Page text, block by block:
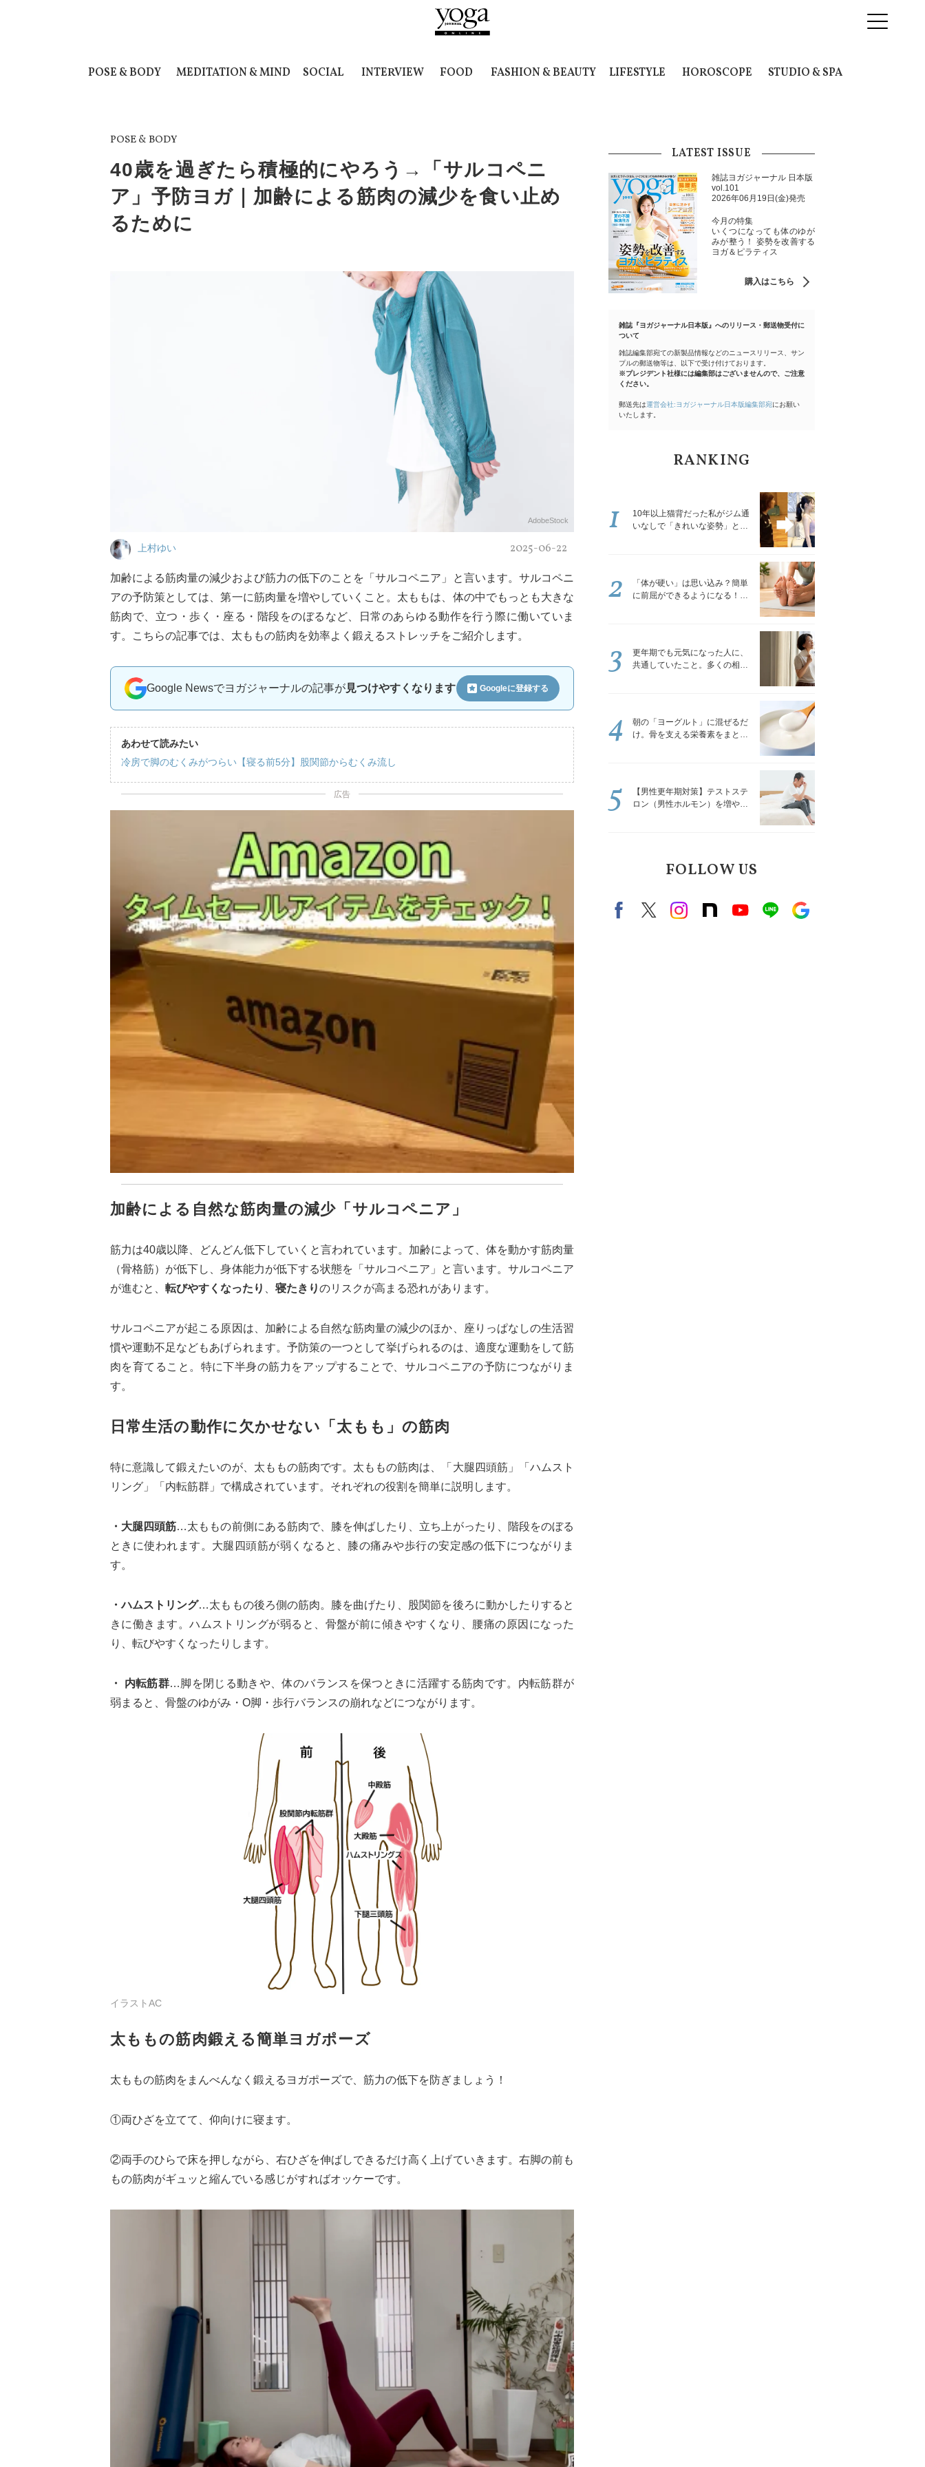
POSE & BODY MEDITATION & MIND SOCIAL INTERVIEW FOOD FASHION & BEAUTY LIFESTYLE HOROSCOPE STUDIO & SPA
POSE & BODY
40歳を過ぎたら積極的にやろう→「サルコペニ
ア」予防ヨガ｜加齢による筋肉の減少を食い止め
るために
AdobeStock
上村ゆい 2025-06-22
加齢による筋肉量の減少および筋力の低下のことを「サルコペニア」と言います。サルコペニ
アの予防策としては、第一に筋肉量を増やしていくこと。太ももは、体の中でもっとも大きな
筋肉で、立つ・歩く・座る・階段をのぼるなど、日常のあらゆる動作を行う際に働いていま
す。こちらの記事では、太ももの筋肉を効率よく鍛えるストレッチをご紹介します。
Google Newsでヨガジャーナルの記事が見つけやすくなります Googleに登録する
あわせて読みたい
冷房で脚のむくみがつらい【寝る前5分】股関節からむくみ流し
広告
加齢による自然な筋肉量の減少「サルコペニア」
筋力は40歳以降、どんどん低下していくと言われています。加齢によって、体を動かす筋肉量
（骨格筋）が低下し、身体能力が低下する状態を「サルコペニア」と言います。サルコペニア
が進むと、 転びやすくなったり 寝たきりのリスクが高まる恐れがあります。
サルコペニアが起こる原因は、加齢による自然な筋肉量の減少のほか、座りっぱなしの生活習
慣や運動不足などもあげられます。予防策の一つとして挙げられるのは、適度な運動をして筋
肉を育てること。特に下半身の筋力をアップすることで、サルコペニアの予防につながりま
す。
日常生活の動作に欠かせない「太もも」の筋肉
特に意識して鍛えたいのが、太ももの筋肉です。太ももの筋肉は、「大腿四頭筋」「ハムスト
リング」「内転筋群」で構成されています。それぞれの役割を簡単に説明します。
・大腿四頭筋…太ももの前側にある筋肉で、膝を伸ばしたり、立ち上がったり、階段をのぼる
ときに使われます。大腿四頭筋が弱くなると、膝の痛みや歩行の安定感の低下につながりま
す。
・ハムストリング…太ももの後ろ側の筋肉。膝を曲げたり、股関節を後ろに動かしたりすると
きに働きます。ハムストリングが弱ると、骨盤が前に傾きやすくなり、腰痛の原因になった
り、転びやすくなったりします。
・ 内転筋群…脚を閉じる動きや、体のバランスを保つときに活躍する筋肉です。内転筋群が
弱まると、骨盤のゆがみ・O脚・歩行バランスの崩れなどにつながります。
イラストAC
太ももの筋肉鍛える簡単ヨガポーズ
太ももの筋肉をまんべんなく鍛えるヨガポーズで、筋力の低下を防ぎましょう！
①両ひざを立てて、仰向けに寝ます。
②両手のひらで床を押しながら、右ひざを伸ばしできるだけ高く上げていきます。右脚の前も
もの筋肉がギュッと縮んでいる感じがすればオッケーです。
LATEST ISSUE
雑誌ヨガジャーナル 日本版
vol.101
2026年06月19日(金)発売
今月の特集
いくつになっても体のゆが
みが整う！ 姿勢を改善する
ヨガ＆ピラティス
購入はこちら
雑誌『ヨガジャーナル日本版』へのリリース・郵送物受付に
ついて
雑誌編集部宛ての新製品情報などのニュースリリース、サン
プルの郵送物等は、以下で受け付けております。
※プレジデント社様には編集部はございませんので、ご注意
ください。
郵送先は運営会社:ヨガジャーナル日本版編集部宛にお願い
いたします。
RANKING
10年以上猫背だった私がジム通
いなしで「きれいな姿勢」と褒
1
「体が硬い」は思い込み？簡単
に前屈ができるようになる！腿
2
更年期でも元気になった人に、
共通していたこと。多くの相談
3
朝の「ヨーグルト」に混ぜるだ
け。骨を支える栄養素をまとめ
4
【男性更年期対策】テストステ
ロン（男性ホルモン）を増やす
5
FOLLOW US
FacebookX（旧twitter）
instagram
note Youtubeline